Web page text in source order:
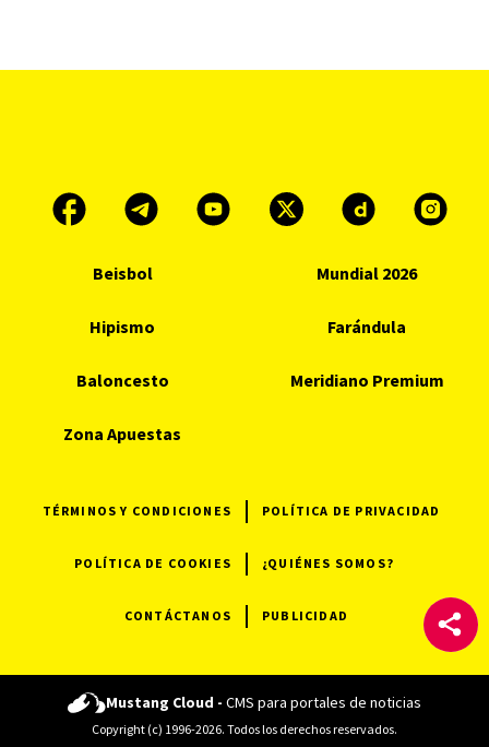
Beisbol Mundial 2026
Hipismo Farándula
Baloncesto Meridiano Premium
Zona Apuestas
TÉRMINOS Y CONDICIONES POLÍTICA DE PRIVACIDAD
POLÍTICA DE COOKIES ¿QUIÉNES SOMOS?
CONTÁCTANOS PUBLICIDAD
Mustang Cloud - CMS para portales de noticias
Copyright (c) 1996-2026. Todos los derechos reservados.